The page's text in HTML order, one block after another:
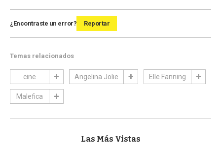
¿Encontraste un error? Reportar
Temas relacionados
cine Angelina Jolie Elle Fanning
Malefica
Las Más Vistas